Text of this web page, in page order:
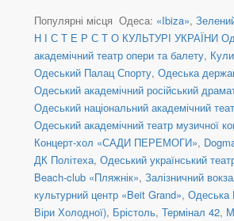
Популярні місця Одеса: «Ibiza»,
Н І С Т Е Р С Т О КУЛЬТУРІ УКРАЇНИ
академічний театр опери та балету,
Одеський Палац Спорту, Одеська
Одеський академічний російський
Одеський національний академічний
Одеський академічний театр музичної
Концерт-хол «САДИ ПЕРЕМОГИ»,
ДК Політеха, Одеський український
Beach-club «Пляжнік», Залізничний
культурний центр «Beit Grand», Одеська
Віри Холодної), Брістоль, Термінал 42,